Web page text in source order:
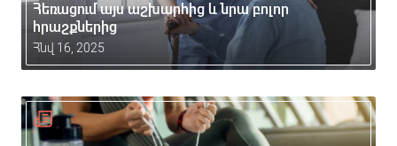
Հեռացում այս աշխարհից և նրա բոլոր
հրաշքներից
Հնվ 16, 2025